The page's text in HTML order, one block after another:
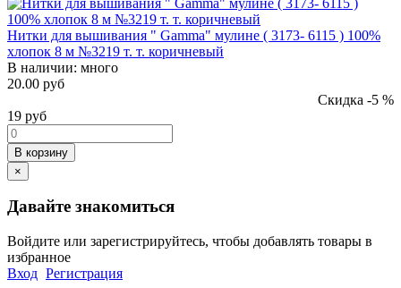
Нитки для вышивания " Gamma" мулине ( 3173- 6115 ) 100%
хлопок 8 м №3219 т. т. коричневый
В наличии: много
20.00 руб
Скидка -5 %
19 руб
В корзину
×
Давайте знакомиться
Войдите или зарегистрируйтесь, чтобы добавлять товары в
избранное
Вход Регистрация